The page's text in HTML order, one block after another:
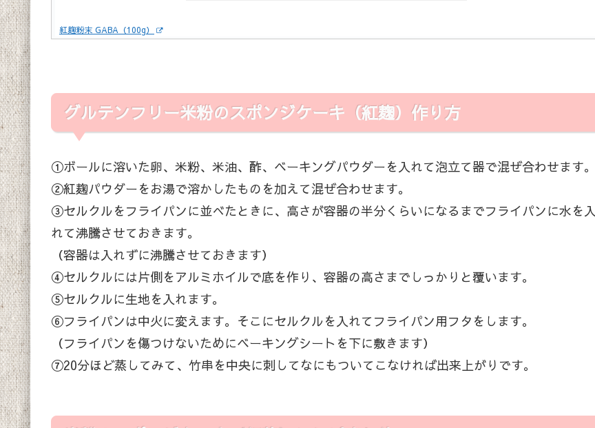
紅麹粉末 GABA（100g）
グルテンフリー米粉のスポンジケーキ（紅麹）作り方
①ボールに溶いた卵、米粉、米油、酢、ベーキングパウダーを入れて泡立て器で混ぜ合わせます。
②紅麹パウダーをお湯で溶かしたものを加えて混ぜ合わせます。
③セルクルをフライパンに並べたときに、高さが容器の半分くらいになるまでフライパンに水を入
れて沸騰させておきます。
（容器は入れずに沸騰させておきます）
④セルクルには片側をアルミホイルで底を作り、容器の高さまでしっかりと覆います。
⑤セルクルに生地を入れます。
⑥フライパンは中火に変えます。そこにセルクルを入れてフライパン用フタをします。
（フライパンを傷つけないためにベーキングシートを下に敷きます）
⑦20分ほど蒸してみて、竹串を中央に刺してなにもついてこなければ出来上がりです。